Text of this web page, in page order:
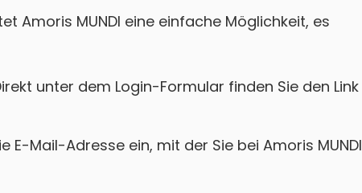
Amoris MUNDI eine einfache Möglichkeit, es
unter dem Login-Formular finden Sie den Link
E-Mail-Adresse ein, mit der Sie bei Amoris MUNDI